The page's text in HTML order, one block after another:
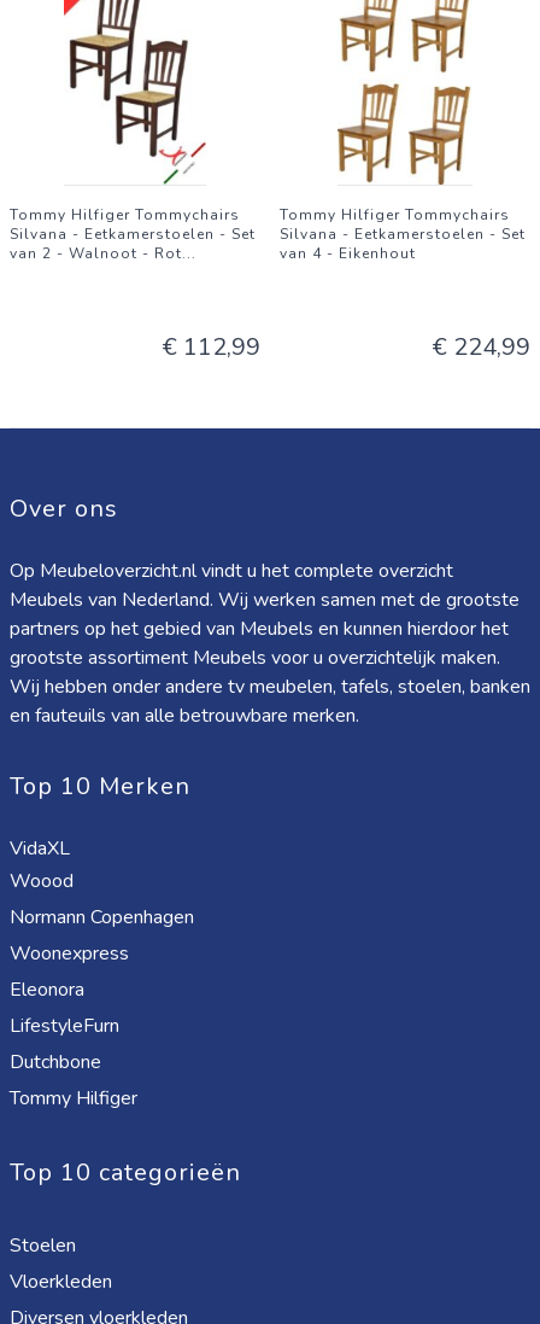
Tommy Hilfiger Tommychairs
Silvana - Eetkamerstoelen - Set
van 2 - Walnoot - Rot...
€ 112,99
Tommy Hilfiger Tommychairs
Silvana - Eetkamerstoelen - Set
van 4 - Eikenhout
€ 224,99
Over ons
Op Meubeloverzicht.nl vindt u het complete overzicht
Meubels van Nederland. Wij werken samen met de grootste
partners op het gebied van Meubels en kunnen hierdoor het
grootste assortiment Meubels voor u overzichtelijk maken.
Wij hebben onder andere tv meubelen, tafels, stoelen, banken
en fauteuils van alle betrouwbare merken.
Top 10 Merken
VidaXL
Woood
Normann Copenhagen
Woonexpress
Eleonora
LifestyleFurn
Dutchbone
Tommy Hilfiger
Top 10 categorieën
Stoelen
Vloerkleden
Diversen vloerkleden